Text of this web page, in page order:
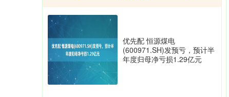
优先配 恒源煤电
(600971.SH)发预亏，预计半
年度归母净亏损1.29亿元